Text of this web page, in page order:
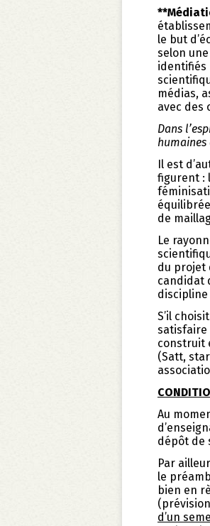
le but
selon
identifiés
médias,
avec des
Dans
humaines
Il est
figurent :
de
Le
du projet
candidat
S’il
satisfaire
construit
(Satt,
Au
dépôt de
Par
le
bien en
d’un